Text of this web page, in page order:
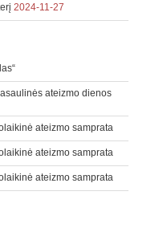
2024-11-27
ateizmo dienos
ateizmo samprata
ateizmo samprata
ateizmo samprata